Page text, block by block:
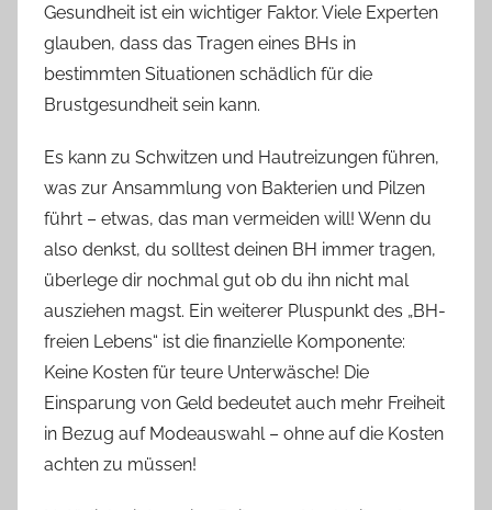
Gesundheit ist ein wichtiger Faktor. Viele Experten
glauben, dass das Tragen eines BHs in
bestimmten Situationen schädlich für die
Brustgesundheit sein kann.
Es kann zu Schwitzen und Hautreizungen führen,
was zur Ansammlung von Bakterien und Pilzen
führt – etwas, das man vermeiden will! Wenn du
also denkst, du solltest deinen BH immer tragen,
überlege dir nochmal gut ob du ihn nicht mal
ausziehen magst. Ein weiterer Pluspunkt des „BH-
freien Lebens“ ist die finanzielle Komponente:
Keine Kosten für teure Unterwäsche! Die
Einsparung von Geld bedeutet auch mehr Freiheit
in Bezug auf Modeauswahl – ohne auf die Kosten
achten zu müssen!